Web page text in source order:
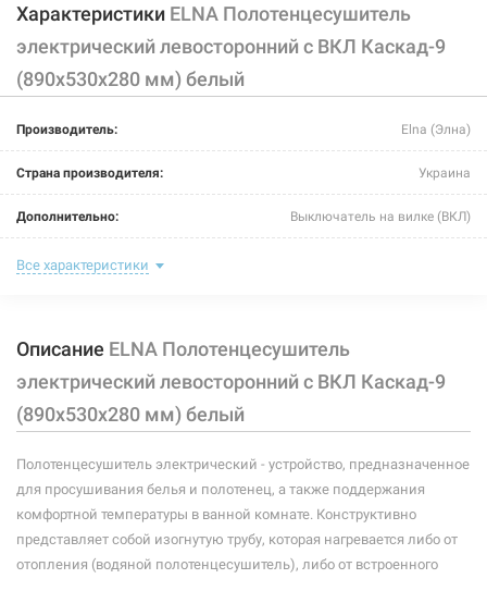
Характеристики ELNA Полотенцесушитель
электрический левосторонний с ВКЛ Каскад-9
(890х530х280 мм) белый
Производитель: Elna (Элна)
Страна производителя: Украина
Дополнительно: Выключатель на вилке (ВКЛ)
Цвет:
Глубина:
Высота: 890 мм
Мощность: 197 Вт
Тип крепления: стационарный
Тип подключения: левосторонний
Все характеристики
Описание ELNA Полотенцесушитель
электрический левосторонний с ВКЛ Каскад-9
(890х530х280 мм) белый
Полотенцесушитель электрический - устройство, предназначенное
для просушивания белья и полотенец, а также поддержания
комфортной температуры в ванной комнате. Конструктивно
представляет собой изогнутую трубу, которая нагревается либо от
отопления (водяной полотенцесушитель), либо от встроенного